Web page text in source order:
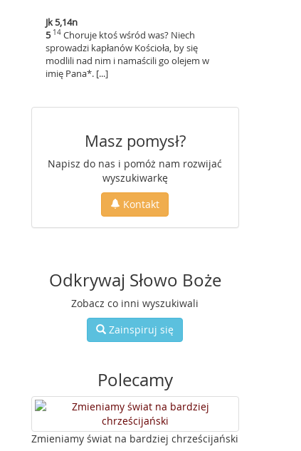
Jk 5,14n
514 Choruje ktoś wśród was? Niech
sprowadzi kapłanów Kościoła, by się
modlili nad nim i namaścili go olejem w
imię Pana*. [...]
Masz pomysł?
Napisz do nas i pomóż nam rozwijać
wyszukiwarkę
Kontakt
Odkrywaj Słowo Boże
Zobacz co inni wyszukiwali
Zainspiruj się
Polecamy
Zmieniamy świat na bardziej chrześcijański